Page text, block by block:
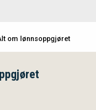
om lønnsoppgjøret